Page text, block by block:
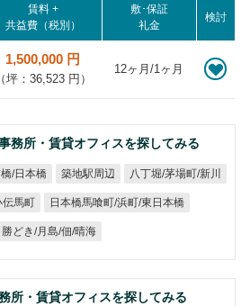
賃料 +
共益費（税別）
敷･保証
礼金
検討
1,500,000 円
（坪：36,523 円）
12ヶ月/1ヶ月
務所・賃貸オフィスを探してみる
/日本橋 築地駅周辺 八丁堀/茅場町/新川
伝馬町 日本橋馬喰町/浜町/東日本橋
勝どき/月島/佃/晴海
所・賃貸オフィスを探してみる